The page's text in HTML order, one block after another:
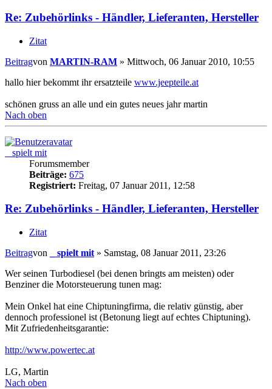
Re: Zubehörlinks - Händler, Lieferanten, Hersteller
Zitat
Beitragvon MARTIN-RAM » Mittwoch, 06 Januar 2010, 10:55
hallo hier bekommt ihr ersatzteile www.jeepteile.at
schönen gruss an alle und ein gutes neues jahr martin
Nach oben
_ spielt mit
Forumsmember
Beiträge: 675
Registriert: Freitag, 07 Januar 2011, 12:58
Re: Zubehörlinks - Händler, Lieferanten, Hersteller
Zitat
Beitragvon _ spielt mit » Samstag, 08 Januar 2011, 23:26
Wer seinen Turbodiesel (bei denen bringts am meisten) oder
Benziner die Motorsteuerung tunen mag:
Mein Onkel hat eine Chiptuningfirma, die relativ günstig, aber
dennoch professionel ist (Betonung liegt auf echtes Chiptuning).
Mit Zufriedenheitsgarantie:
http://www.powertec.at
LG, Martin
Nach oben